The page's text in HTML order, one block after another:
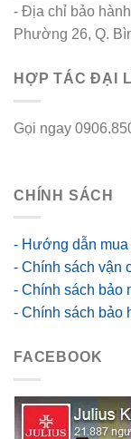
- Địa chỉ bảo
Phường 26, Q.
HỢP TÁC ĐẠI
Gọi ngay
CHÍNH SÁCH
- Hướng dẫn mua
- Chính sách vận
- Chính sách bảo
- Chính sách bảo
FACEBOOK